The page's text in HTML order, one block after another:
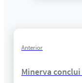
Anterior
Minerva